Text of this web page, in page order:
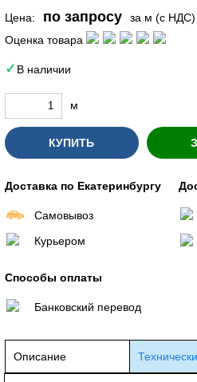
Цена: по запросу
за м (с НДС)
Оценка товара
В наличии
м
КУПИТЬ
Доставка по Екатеринбургу
Самовывоз
Курьером
Способы оплаты
Банковский перевод
Описание